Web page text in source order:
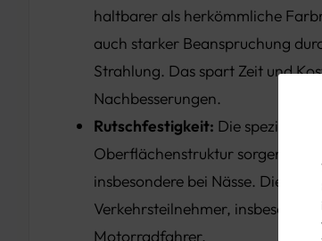
haltbarer als herkömmliche
auch starker Beanspruchung
Strahlung. Das spart Zeit und
Nachbesserungen.
Rutschfestigkeit: Die spezielle
Oberflächenstruktur sorgen für
insbesondere bei Nässe. Dies
Verkehrsteilnehmer,
Motorradfahrer.